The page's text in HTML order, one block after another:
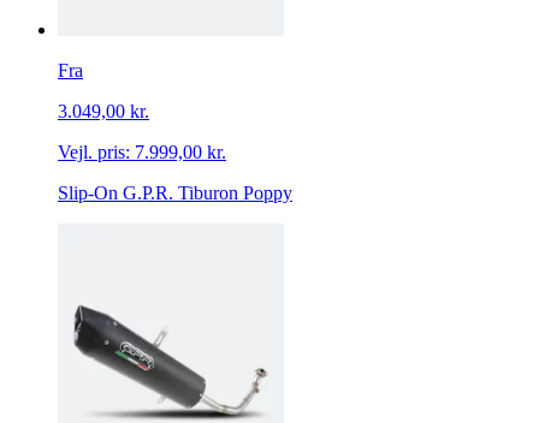
Fra
3.049,00 kr.
Vejl. pris: 7.999,00 kr.
Slip-On G.P.R. Tiburon Poppy